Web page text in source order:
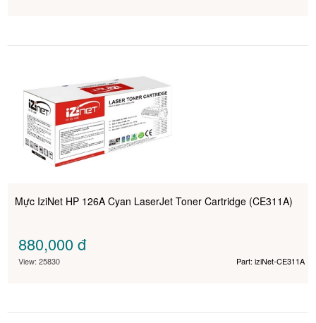
Mực IziNet HP 126A Cyan LaserJet Toner Cartridge (CE311A)
880,000đ
View: 25830 Part: iziNet-CE311A